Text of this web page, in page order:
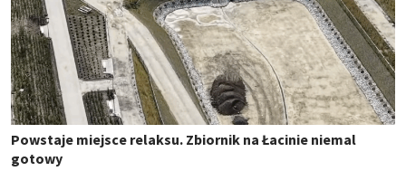
Powstaje miejsce relaksu. Zbiornik na Łacinie niemal
gotowy